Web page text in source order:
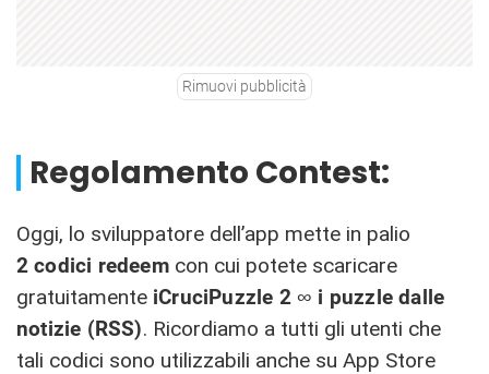
Rimuovi pubblicità
Regolamento Contest:
Oggi, lo sviluppatore dell’app mette in palio
2 codici redeemcon cui potete scaricare
gratuitamente iCruciPuzzle 2 ∞ i puzzle dalle
notizie (RSS). Ricordiamo a tutti gli utenti che
tali codici sono utilizzabili anche su App Store